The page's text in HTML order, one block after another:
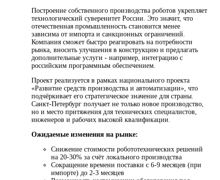
Построение собственного производства роботов укрепляет
технологический суверенитет России. Это значит, что
отечественная промышленность становится менее
зависима от импорта и санкционных ограничений.
Компания сможет быстро реагировать на потребности
рынка, вносить улучшения в конструкцию и предлагать
дополнительные услуги - например, интеграцию с
российским программным обеспечением.
Проект реализуется в рамках национального проекта
«Развитие средств производства и автоматизации», что
подчёркивает его стратегическое значение для страны.
Санкт-Петербург получает не только новое производство,
но и место притяжения для технических специалистов,
инженеров и рабочих высокой квалификации.
Ожидаемые изменения на рынке:
Снижение стоимости робототехнических решений
на 20-30% за счёт локального производства
Сокращение времени поставки с 6-9 месяцев (при
импорте) до 2-3 месяцев